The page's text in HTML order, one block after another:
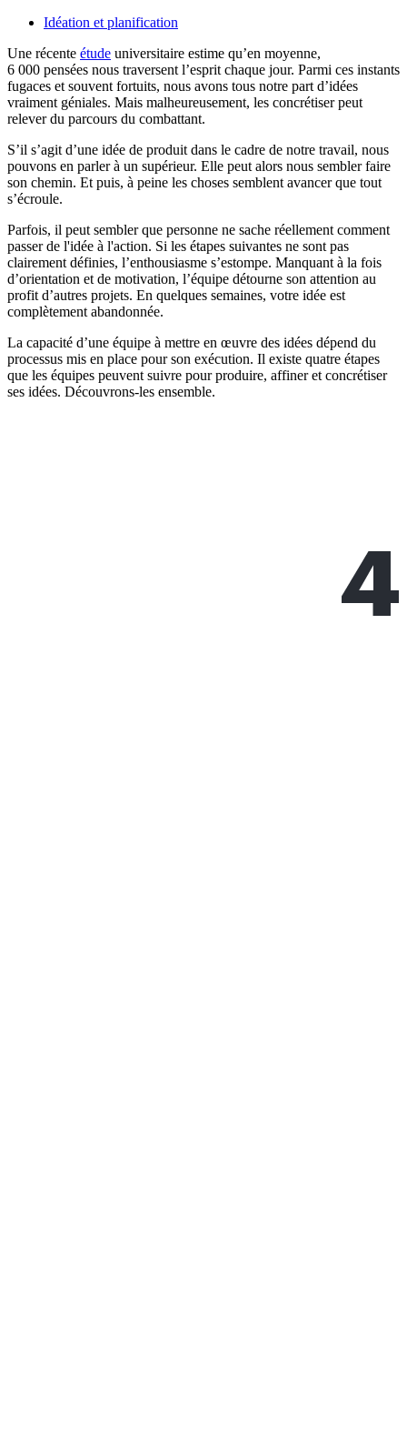
Idéation et planification
Une récente étude universitaire estime qu’en moyenne,
6 000 pensées nous traversent l’esprit chaque jour. Parmi ces instants
fugaces et souvent fortuits, nous avons tous notre part d’idées
vraiment géniales. Mais malheureusement, les concrétiser peut
relever du parcours du combattant.
S’il s’agit d’une idée de produit dans le cadre de notre travail, nous
pouvons en parler à un supérieur. Elle peut alors nous sembler faire
son chemin. Et puis, à peine les choses semblent avancer que tout
s’écroule.
Parfois, il peut sembler que personne ne sache réellement comment
passer de l'idée à l'action. Si les étapes suivantes ne sont pas
clairement définies, l’enthousiasme s’estompe. Manquant à la fois
d’orientation et de motivation, l’équipe détourne son attention au
profit d’autres projets. En quelques semaines, votre idée est
complètement abandonnée.
La capacité d’une équipe à mettre en œuvre des idées dépend du
processus mis en place pour son exécution. Il existe quatre étapes
que les équipes peuvent suivre pour produire, affiner et concrétiser
ses idées. Découvrons-les ensemble.